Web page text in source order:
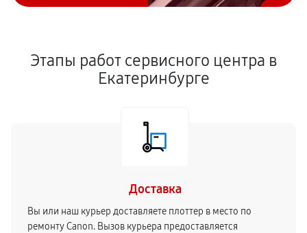
Этапы работ сервисного центра в
Екатеринбурге
Доставка
Вы или наш курьер доставляете плоттер в место по
ремонту Canon. Вызов курьера предоставляется